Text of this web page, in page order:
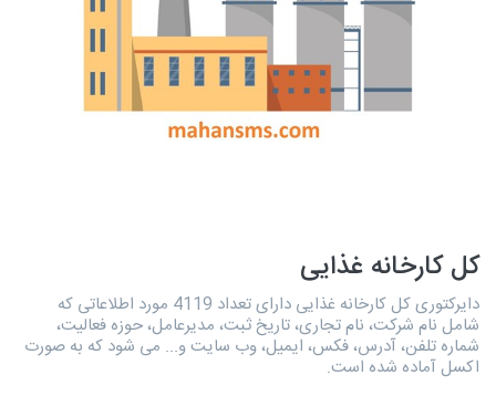
کل کارخانه غذایی
دایرکتوری کل کارخانه غذایی دارای تعداد 4119 مورد اطلاعاتی که
شامل نام شرکت، نام تجاری، تاریخ ثبت، مدیرعامل، حوزه فعالیت،
شماره تلفن، آدرس، فکس، ایمیل، وب سایت و... می شود که به صورت
اکسل آماده شده است.